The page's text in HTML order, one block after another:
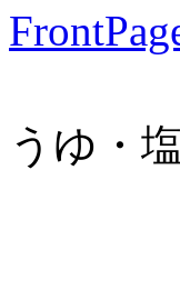
お土
うゆ・塩